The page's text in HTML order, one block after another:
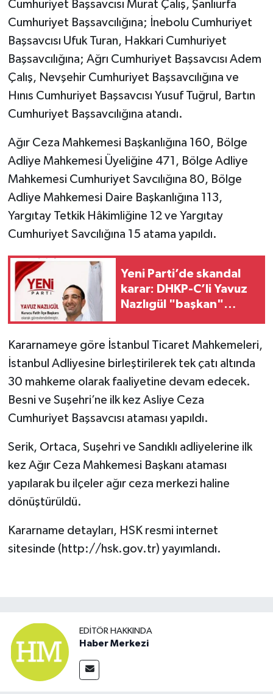
Cumhuriyet Başsavcısı Murat Çalış, Şanlıurfa
Cumhuriyet Başsavcılığına; İnebolu Cumhuriyet
Başsavcısı Ufuk Turan, Hakkari Cumhuriyet
Başsavcılığına; Ağrı Cumhuriyet Başsavcısı Adem
Çalış, Nevşehir Cumhuriyet Başsavcılığına ve
Hınıs Cumhuriyet Başsavcısı Yusuf Tuğrul, Bartın
Cumhuriyet Başsavcılığına atandı.
Ağır Ceza Mahkemesi Başkanlığına 160, Bölge
Adliye Mahkemesi Üyeliğine 471, Bölge Adliye
Mahkemesi Cumhuriyet Savcılığına 80, Bölge
Adliye Mahkemesi Daire Başkanlığına 113,
Yargıtay Tetkik Hâkimliğine 12 ve Yargıtay
Cumhuriyet Savcılığına 15 atama yapıldı.
Yeni Parti’de skandal
karar: DHKP-C’li Yavuz
Nazlıgül "başkan"
Kararnameye göre İstanbul Ticaret Mahkemeleri,
İstanbul Adliyesine birleştirilerek tek çatı altında
30 mahkeme olarak faaliyetine devam edecek.
Besni ve Suşehri’ne ilk kez Asliye Ceza
Cumhuriyet Başsavcısı ataması yapıldı.
Serik, Ortaca, Suşehri ve Sandıklı adliyelerine ilk
kez Ağır Ceza Mahkemesi Başkanı ataması
yapılarak bu ilçeler ağır ceza merkezi haline
dönüştürüldü.
Kararname detayları, HSK resmi internet
sitesinde (http://hsk.gov.tr) yayımlandı.
EDITÖR HAKKINDA
Haber Merkezi